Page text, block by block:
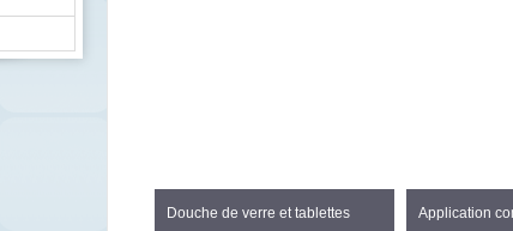
Douche de verre et tablettes Application